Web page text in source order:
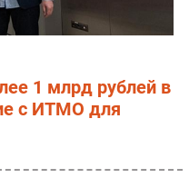
1 млрд рублей в
с ИТМО для